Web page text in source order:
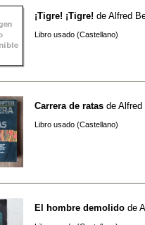
¡Tigre! ¡Tigre! de Alfred
Libro usado (Castellano)
Carrera de ratas de Alfred
Libro usado (Castellano)
El hombre demolido de